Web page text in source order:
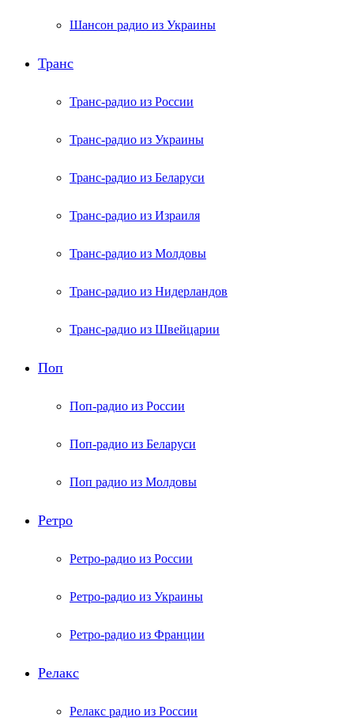
Шансон радио из Украины
Транс
Транс-радио из России
Транс-радио из Украины
Транс-радио из Беларуси
Транс-радио из Израиля
Транс-радио из Молдовы
Транс-радио из Нидерландов
Транс-радио из Швейцарии
Поп
Поп-радио из России
Поп-радио из Беларуси
Поп радио из Молдовы
Ретро
Ретро-радио из России
Ретро-радио из Украины
Ретро-радио из Франции
Релакс
Релакс радио из России